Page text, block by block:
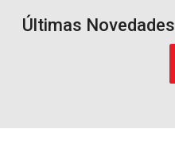
Últimas Novedades